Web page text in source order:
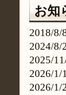
お知
2018/
2024/
2025/
2026/
2026/